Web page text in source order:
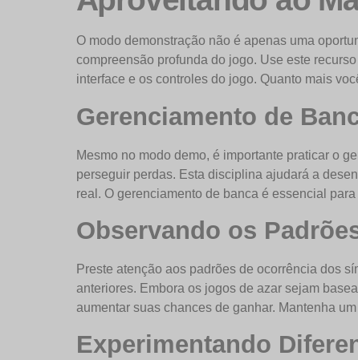
O modo demonstração não é apenas uma
compreensão profunda do jogo. Use este
interface e os controles do jogo. Quanto mais
Gerenciamento de
Mesmo no modo demo, é importante praticar o
perseguir perdas. Esta disciplina ajudará a
real. O gerenciamento de banca é essencial
Observando os
Preste atenção aos padrões de ocorrência dos
anteriores. Embora os jogos de azar sejam
aumentar suas chances de ganhar. Mantenha
Experimentando